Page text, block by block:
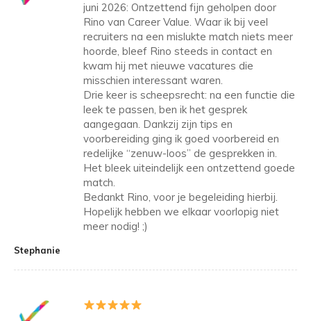
juni 2026: Ontzettend fijn geholpen door
Rino van Career Value. Waar ik bij veel
recruiters na een mislukte match niets meer
hoorde, bleef Rino steeds in contact en
kwam hij met nieuwe vacatures die
misschien interessant waren.
Drie keer is scheepsrecht: na een functie die
leek te passen, ben ik het gesprek
aangegaan. Dankzij zijn tips en
voorbereiding ging ik goed voorbereid en
redelijke “zenuw-loos” de gesprekken in.
Het bleek uiteindelijk een ontzettend goede
match.
Bedankt Rino, voor je begeleiding hierbij.
Hopelijk hebben we elkaar voorlopig niet
meer nodig! ;)
Stephanie